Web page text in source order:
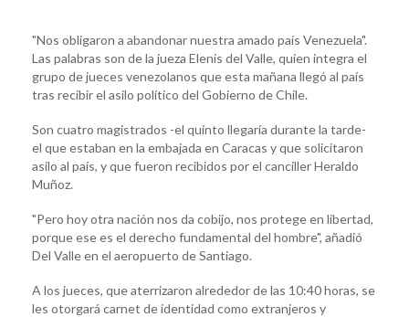
"Nos obligaron a abandonar nuestra amado país Venezuela".
Las palabras son de la jueza Elenis del Valle, quien integra el
grupo de jueces venezolanos que esta mañana llegó al país
tras recibir el asilo político del Gobierno de Chile.
Son cuatro magistrados -el quinto llegaría durante la tarde-
el que estaban en la embajada en Caracas y que solicitaron
asilo al país, y que fueron recibidos por el canciller Heraldo
Muñoz.
"Pero hoy otra nación nos da cobijo, nos protege en libertad,
porque ese es el derecho fundamental del hombre", añadió
Del Valle en el aeropuerto de Santiago.
A los jueces, que aterrizaron alrededor de las 10:40 horas, se
les otorgará carnet de identidad como extranjeros y